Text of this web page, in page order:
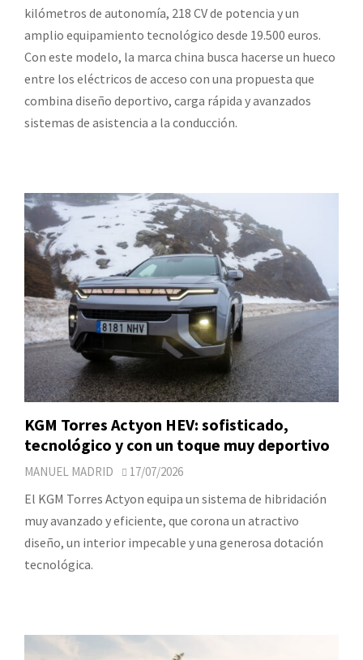
kilómetros de autonomía, 218 CV de potencia y un
amplio equipamiento tecnológico desde 19.500 euros.
Con este modelo, la marca china busca hacerse un hueco
entre los eléctricos de acceso con una propuesta que
combina diseño deportivo, carga rápida y avanzados
sistemas de asistencia a la conducción.
KGM Torres Actyon HEV: sofisticado,
tecnológico y con un toque muy deportivo
MANUEL MADRID 17/07/2026
El KGM Torres Actyon equipa un sistema de hibridación
muy avanzado y eficiente, que corona un atractivo
diseño, un interior impecable y una generosa dotación
tecnológica.